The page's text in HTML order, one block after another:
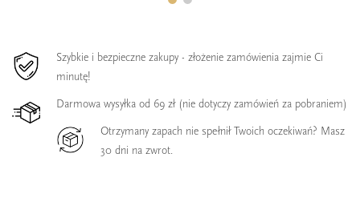
Szybkie i bezpieczne zakupy - złożenie zamówienia zajmie Ci
minutę!
Darmowa wysyłka od 69 zł (nie dotyczy zamówień za pobraniem)
Otrzymany zapach nie spełnił Twoich oczekiwań? Masz
30 dni na zwrot.